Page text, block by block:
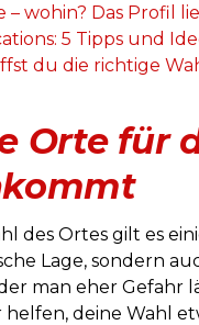
– wohin? Das Profil
5 Tipps und
du die richtige
Orte für
des Ortes gilt es
Lage, sondern
man eher Gefahr
helfen, deine Wahl